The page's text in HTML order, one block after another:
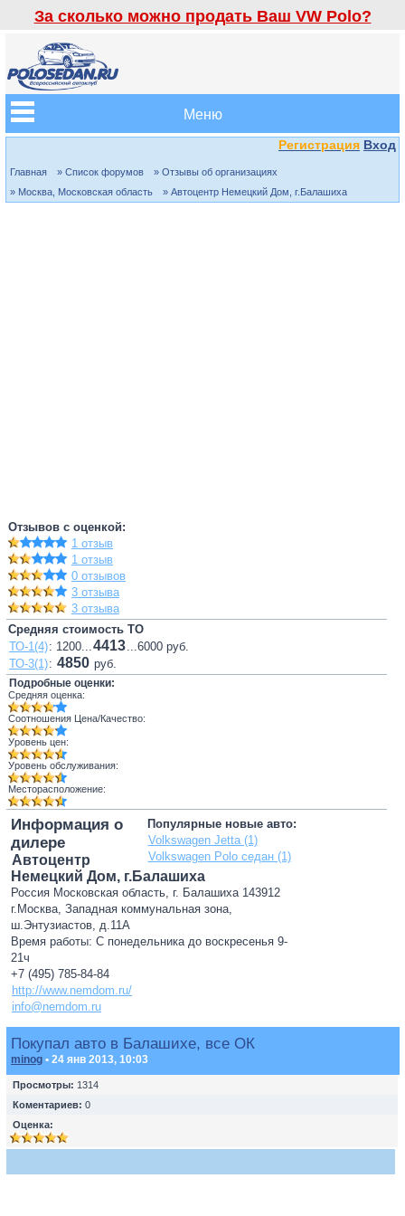
За сколько можно продать Ваш VW Polo?
Меню
Регистрация Вход
Главная » Список форумов
» Отзывы об организациях
» Москва, Московская область
» Автоцентр Немецкий Дом, г.Балашиха
Отзывов с оценкой:
1 отзыв
1 отзыв
0 отзывов
3 отзыва
3 отзыва
Средняя стоимость ТО
ТО-1(4): 1200...4413...6000 руб.
ТО-3(1): 4850 руб.
Подробные оценки:
Средняя оценка:
Соотношения Цена/Качество:
Уровень цен:
Уровень обслуживания:
Месторасположение:
Популярные новые авто:
Volkswagen Jetta (1)
Volkswagen Polo седан (1)
Информация о
дилере
Автоцентр
Немецкий Дом, г.Балашиха
Россия Московская область, г. Балашиха 143912
г.Москва, Западная коммунальная зона,
ш.Энтузиастов, д.11А
Время работы: С понедельника до воскресенья 9-
21ч
+7 (495) 785-84-84
http://www.nemdom.ru/
info@nemdom.ru
Покупал авто в Балашихе, все ОК
minog • 24 янв 2013, 10:03
Просмотры: 1314
Коментариев: 0
Оценка: